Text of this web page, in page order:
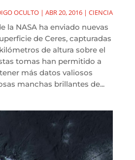
OCULTO| ABR 20, 2016| CIENCIA
la NASA ha enviado nuevas
de Ceres, capturadas
de altura sobre el
tomas han permitido a
más datos valiosos
manchas brillantes de...